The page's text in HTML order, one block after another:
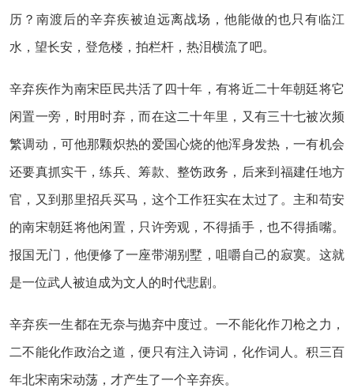
历？南渡后的辛弃疾被迫远离战场，他能做的也只有临江
水，望长安，登危楼，拍栏杆，热泪横流了吧。
辛弃疾作为南宋臣民共活了四十年，有将近二十年朝廷将它
闲置一旁，时用时弃，而在这二十年里，又有三十七被次频
繁调动，可他那颗炽热的爱国心烧的他浑身发热，一有机会
还要真抓实干，练兵、筹款、整饬政务，后来到福建任地方
官，又到那里招兵买马，这个工作狂实在太过了。主和苟安
的南宋朝廷将他闲置，只许旁观，不得插手，也不得插嘴。
报国无门，他便修了一座带湖别墅，咀嚼自己的寂寞。这就
是一位武人被迫成为文人的时代悲剧。
辛弃疾一生都在无奈与抛弃中度过。一不能化作刀枪之力，
二不能化作政治之道，便只有注入诗词，化作词人。积三百
年北宋南宋动荡，才产生了一个辛弃疾。